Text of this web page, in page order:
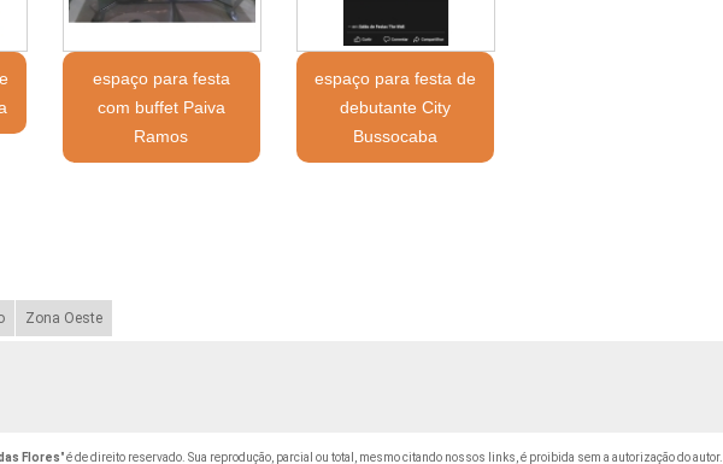
espaço para festa
com buffet Paiva
Ramos
espaço para festa de
debutante City
Bussocaba
Zona Oeste
Flores" é de direito reservado. Sua reprodução, parcial ou total, mesmo citando nossos links, é proibida sem a autorização do